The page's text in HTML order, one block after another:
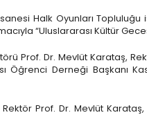
Halk Oyunları
“Uluslararası Kültür
Prof. Dr. Mevlüt Karataş,
Derneği Başkanı
Rektör Prof. Dr. Mevlüt